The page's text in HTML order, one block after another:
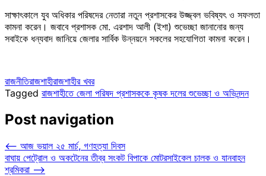
সাক্ষাৎকালে যুব অধিকার পরিষদের নেতারা নতুন প্রশাসকের উজ্জ্বল ভবিষ্যৎ ও সফলতা
কামনা করেন। জবাবে প্রশাসক মো. এরশাদ আলী (ইশা) শুভেচ্ছা জানানোর জন্য
সবাইকে ধন্যবাদ জানিয়ে জেলার সার্বিক উন্নয়নে সকলের সহযোগিতা কামনা করেন।
রাজনীতিরাজশাহীরাজশাহীর খবর
Tagged রাজশাহীতে জেলা পরিষদ প্রশাসককে কৃষক দলের শুভেচ্ছা ও অভিনন্দন
Post navigation
⟵ আজ ভয়াল ২৫ মার্চ, গণহত্যা দিবস
বাঘায় পেট্রোল ও অকটেনের তীব্র সংকট বিপাকে মোটরসাইকেল চালক ও যানবাহন
শ্রমিকরা ⟶